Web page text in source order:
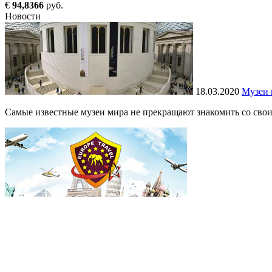
€ 94,8366 руб.
Новости
18.03.2020 Музеи
Самые известные музеи мира не прекращают знакомить со